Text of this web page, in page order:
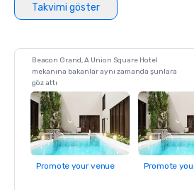
Takvimi göster
Beacon Grand, A Union Square Hotel
mekanına bakanlar aynı zamanda şunlara
göz attı
Promote your venue Promote